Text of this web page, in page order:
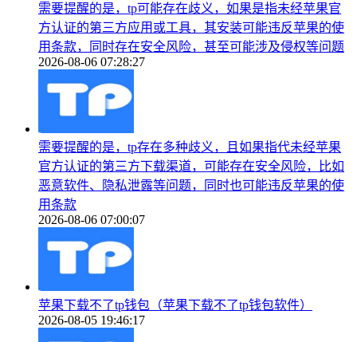
需要提醒的是，tp可能存在歧义，如果是指未经苹果官
方认证的第三方应用或工具，其安装可能违反苹果的使
用条款，同时存在安全风险，甚至可能涉及侵权等问题
2026-08-06 07:28:27
需要提醒的是，tp存在多种歧义，且如果指代未经苹果
官方认证的第三方下载渠道，可能存在安全风险，比如
恶意软件、隐私泄露等问题，同时也可能违反苹果的使
用条款
2026-08-06 07:00:07
苹果下载不了tp钱包（苹果下载不了tp钱包软件）
2026-08-05 19:46:17